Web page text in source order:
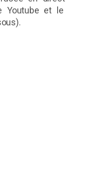
Youtube et le